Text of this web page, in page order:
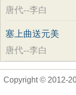
唐代--李白
塞上曲送元美
唐代--李白
Copyright © 2012-